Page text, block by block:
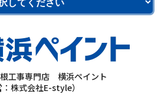
工事専門店 横浜ペイント
：株式会社E-style）